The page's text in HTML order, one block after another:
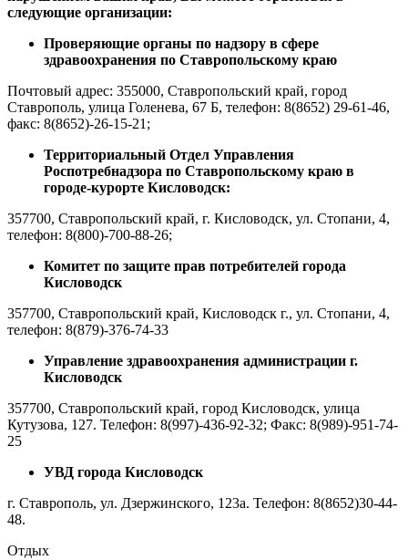
следующие организации:
Проверяющие органы по надзору в сфере
здравоохранения по Ставропольскому краю
Почтовый адрес: 355000, Ставропольский край, город
Ставрополь, улица Голенева, 67 Б, телефон: 8(8652) 29-61-46,
факс: 8(8652)-26-15-21;
Территориальный Отдел Управления
Роспотребнадзора по Ставропольскому краю в
городе-курорте Кисловодск:
357700, Ставропольский край, г. Кисловодск, ул. Стопани, 4,
телефон: 8(800)-700-88-26;
Комитет по защите прав потребителей города
Кисловодск
357700, Ставропольский край, Кисловодск г., ул. Стопани, 4,
телефон: 8(879)-376-74-33
Управление здравоохранения администрации г.
Кисловодск
357700, Ставропольский край, город Кисловодск, улица
Кутузова, 127. Телефон: 8(997)-436-92-32; Факс: 8(989)-951-74-
25
УВД города Кисловодск
г. Ставрополь, ул. Дзержинского, 123a. Телефон: 8(8652)30-44-
48.
Отдых